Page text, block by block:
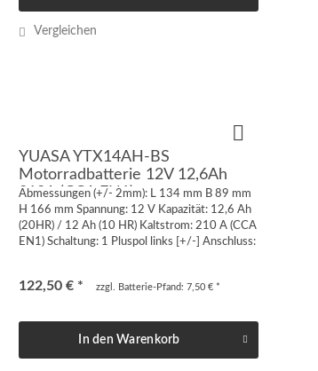
Vergleichen
YUASA YTX14AH-BS
Motorradbatterie 12V 12,6Ah
210A (CCA EN1)
Abmessungen (+/- 2mm): L 134 mm B 89 mm
H 166 mm Spannung: 12 V Kapazität: 12,6 Ah
(20HR) / 12 Ah (10 HR) Kaltstrom: 210 A (CCA
EN1) Schaltung: 1 Pluspol links [+/-] Anschluss:
122,50 € * zzgl. Batterie-Pfand: 7,50 € *
In den Warenkorb